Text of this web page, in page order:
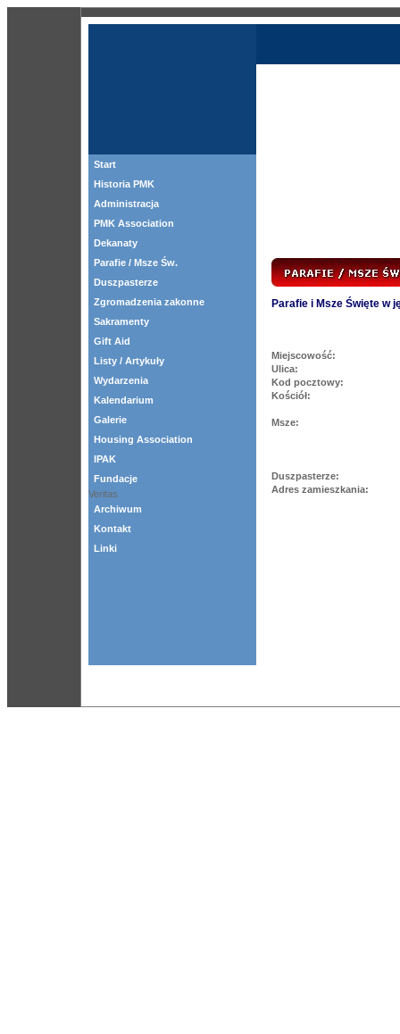
Start
Historia PMK
Administracja
PMK Association
Dekanaty
Parafie / Msze Św.
Duszpasterze
Zgromadzenia zakonne
Sakramenty
Gift Aid
Listy / Artykuły
Wydarzenia
Kalendarium
Galerie
Housing Association
IPAK
Fundacje
Veritas
Archiwum
Kontakt
Linki
Parafie i Msze Święte w
Miejscowość:
Ulica:
Kod pocztowy:
Kościół:
Msze:
Duszpasterze:
Adres zamieszkania: